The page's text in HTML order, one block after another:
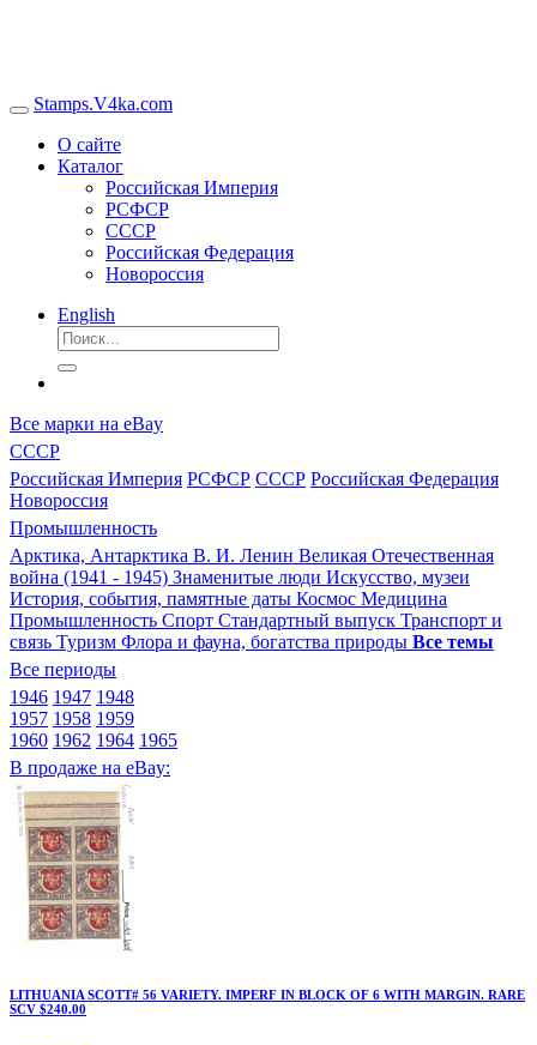
Stamps.V4ka.com
О сайте
Каталог
Российская Империя
РСФСР
СССР
Российская Федерация
Новороссия
English
Все марки на eBay
СССР
Российская Империя РСФСР СССР Российская Федерация
Новороссия
Промышленность
Арктика, Антарктика В. И. Ленин Великая Отечественная
война (1941 - 1945) Знаменитые люди Искусство, музеи
История, события, памятные даты Космос Медицина
Промышленность Спорт Стандартный выпуск Транспорт и
связь Туризм Флора и фауна, богатства природы Все темы
Все периоды
1946 1947 1948
1957 1958 1959
1960 1962 1964 1965
В продаже на eBay:
LITHUANIA SCOTT# 56 VARIETY. IMPERF IN BLOCK OF 6 WITH MARGIN. RARE
SCV $240.00